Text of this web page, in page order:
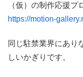
（仮）の制作応援
https://motion-
同じ駐禁業界にあり
しいかぎりです。